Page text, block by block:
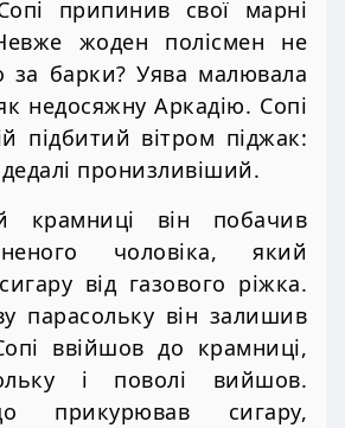
припинив свої марні
жоден полісмен не
за барки? Уява малювала
недосяжну Аркадію. Сопі
підбитий вітром піджак:
пронизливіший.
крамниці він побачив
чоловіка, який
від газового ріжка.
парасольку він залишив
ввійшов до крамниці,
і поволі вийшов.
прикурював сигару,